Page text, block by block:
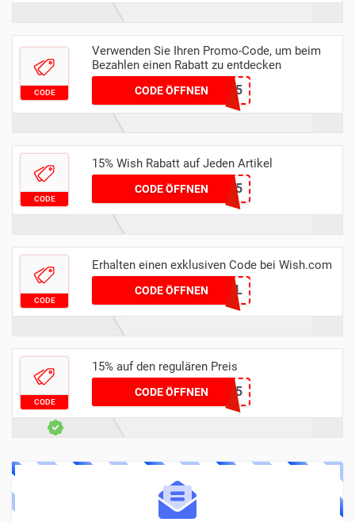
CODE
Verwenden Sie Ihren Promo-Code, um beim
Bezahlen einen Rabatt zu entdecken
CODE ÖFFNEN
mommasparkles2225
CODE
15% Wish Rabatt auf Jeden Artikel
CODE ÖFFNENFIRST15
CODE
Erhalten einen exklusiven Code bei Wish.com
CODE ÖFFNENCFBHVTJL
CODE
15% auf den regulären Preis
CODE ÖFFNENTAKE15